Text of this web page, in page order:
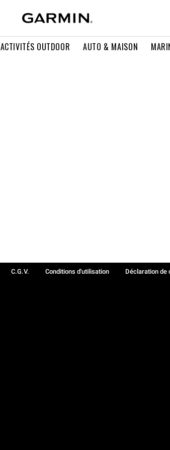
ACTIVITÉS OUTDOOR AUTO & MAISON
C.G.V. Conditions d'utilisation Déclaration de